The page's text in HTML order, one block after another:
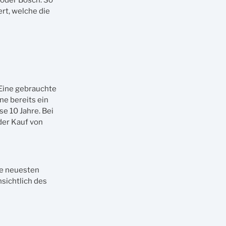
welche die
gebrauchte
bereits ein
10 Jahre. Bei
Kauf von
neuesten
des